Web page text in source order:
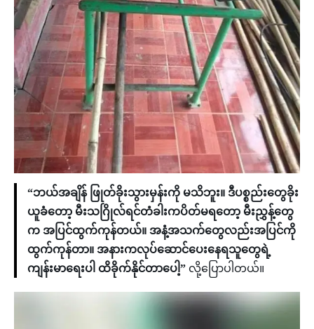
“ဘယ်အချိန် ဖြုတ်ခိုးသွားမှန်းကို မသိဘူး။ ဒီပစ္စည်းတွေခိုး
ယူခံတော့ မီးသဂြိုလ်ရင်တံခါးကပိတ်မရတော့ မီးညွှန့်တွေ
က အပြင်ထွက်ကုန်တယ်။ အနံ့အသက်တွေလည်းအပြင်ကို
ထွက်ကုန်တာ။ အနားကလုပ်ဆောင်ပေးနေရသူတွေရဲ့
ကျန်းမာရေးပါ ထိခိုက်နိုင်တာပေါ့” လို့ပြောပါတယ်။